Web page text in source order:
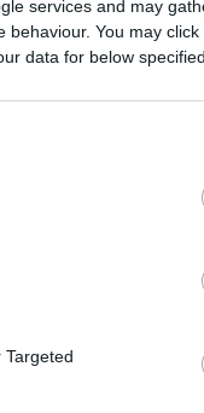
services and may
behaviour. You may
data for below
di